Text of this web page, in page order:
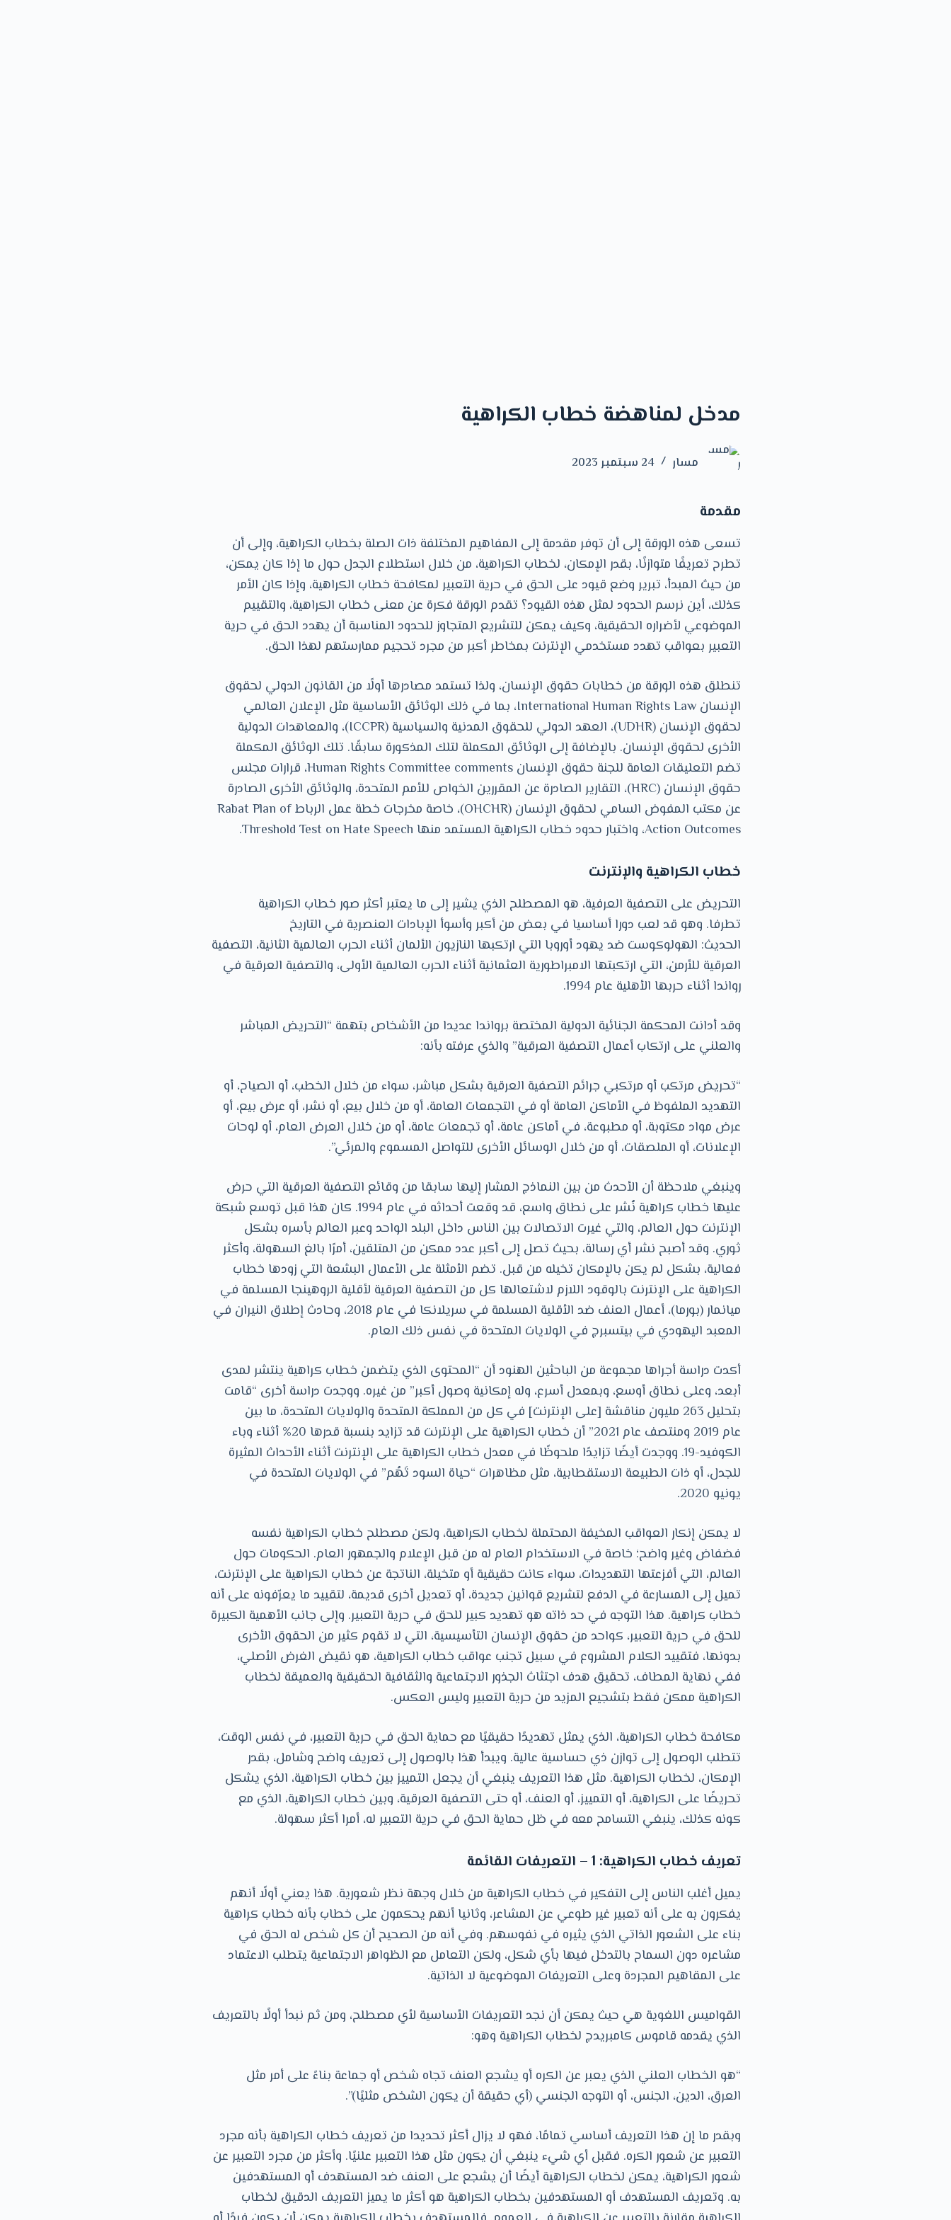
مدخل لمناهضة خطاب الكراهية
مسار 24 سبتمبر 2023
مقدمة
تسعى هذه الورقة إلى أن توفر مقدمة إلى المفاهيم المختلفة ذات الصلة بخطاب الكراهية، وإلى أن
تطرح تعريفًا متوازنًا، بقدر اﻹمكان، لخطاب الكراهية، من خلال استطلاع الجدل حول ما إذا كان يمكن،
من حيث المبدأ، تبرير وضع قيود على الحق في حرية التعبير لمكافحة خطاب الكراهية، وإذا كان اﻷمر
كذلك، أين نرسم الحدود لمثل هذه القيود؟ تقدم الورقة فكرة عن معنى خطاب الكراهية، والتقييم
الموضوعي ﻷضراره الحقيقية، وكيف يمكن للتشريع المتجاوز للحدود المناسبة أن يهدد الحق في حرية
التعبير بعواقب تهدد مستخدمي اﻹنترنت بمخاطر أكبر من مجرد تحجيم ممارستهم لهذا الحق.
تنطلق هذه الورقة من خطابات حقوق اﻹنسان، ولذا تستمد مصادرها أولًا من القانون الدولي لحقوق
اﻹنسان International Human Rights Law، بما في ذلك الوثائق اﻷساسية مثل اﻹعلان العالمي
لحقوق اﻹنسان (UDHR)، العهد الدولي للحقوق المدنية والسياسية (ICCPR)، والمعاهدات الدولية
اﻷخرى لحقوق اﻹنسان. بالإضافة إلى الوثائق المكملة لتلك المذكورة سابقًا. تلك الوثائق المكملة
تضم التعليقات العامة للجنة حقوق اﻹنسان Human Rights Committee comments، قرارات مجلس
حقوق اﻹنسان (HRC)، التقارير الصادرة عن المقررين الخواص للأمم المتحدة، والوثائق اﻷخرى الصادرة
عن مكتب المفوض السامي لحقوق اﻹنسان (OHCHR)، خاصة مخرجات خطة عمل الرباط Rabat Plan of
Action Outcomes، واختبار حدود خطاب الكراهية المستمد منها Threshold Test on Hate Speech.
خطاب الكراهية والإنترنت
التحريض على التصفية العرفية، هو المصطلح الذي يشير إلى ما يعتبر أكثر صور خطاب الكراهية
تطرفا. وهو قد لعب دورا أساسيا في بعض من أكبر وأسوأ اﻹبادات العنصرية في التاريخ
الحديث: الهولوكوست ضد يهود أوروبا التي ارتكبها النازيون اﻷلمان أثناء الحرب العالمية الثانية، التصفية
العرقية للأرمن، التي ارتكبتها اﻻمبراطورية العثمانية أثناء الحرب العالمية اﻷولى، والتصفية العرقية في
رواندا أثناء حربها اﻷهلية عام 1994.
وقد أدانت المحكمة الجنائية الدولية المختصة برواندا عديدا من اﻷشخاص بتهمة “التحريض المباشر
والعلني على ارتكاب أعمال التصفية العرقية” والذي عرفته بأنه:
“تحريض مرتكب أو مرتكبي جرائم التصفية العرقية بشكل مباشر، سواء من خلال الخطب، أو الصياح، أو
التهديد الملفوظ في اﻷماكن العامة أو في التجمعات العامة، أو من خلال بيع، أو نشر، أو عرض بيع، أو
عرض مواد مكتوبة، أو مطبوعة، في أماكن عامة، أو تجمعات عامة، أو من خلال العرض العام، أو لوحات
اﻹعلانات، أو الملصقات، أو من خلال الوسائل اﻷخرى للتواصل المسموع والمرئي”.
وينبغي ملاحظة أن اﻷحدث من بين النماذج المشار إليها سابقا من وقائع التصفية العرقية التي حرض
عليها خطاب كراهية نُشر على نطاق واسع، قد وقعت أحداثه في عام 1994. كان هذا قبل توسع شبكة
اﻹنترنت حول العالم، والتي غيرت الاتصالات بين الناس داخل البلد الواحد وعبر العالم بأسره بشكل
ثوري. وقد أصبح نشر أي رسالة، بحيث تصل إلى أكبر عدد ممكن من المتلقين، أمرًا بالغ السهولة، وأكثر
فعالية، بشكل لم يكن باﻹمكان تخيله من قبل. تضم الأمثلة على الأعمال البشعة التي زودها خطاب
الكراهية على اﻹنترنت بالوقود اللازم لاشتعالها كل من التصفية العرقية ﻷقلية الروهينجا المسلمة في
ميانمار (بورما)، أعمال العنف ضد اﻷقلية المسلمة في سريلانكا في عام 2018، وحادث إطلاق النيران في
المعبد اليهودي في بيتسبرج في الولايات المتحدة في نفس ذلك العام.
أكدت دراسة أجراها مجموعة من الباحثين الهنود أن “المحتوى الذي يتضمن خطاب كراهية ينتشر لمدى
أبعد، وعلى نطاق أوسع، وبمعدل أسرع، وله إمكانية وصول أكبر” من غيره. ووجدت دراسة أخرى “قامت
بتحليل 263 مليون مناقشة [على اﻹنترنت] في كل من المملكة المتحدة والولايات المتحدة، ما بين
عام 2019 ومنتصف عام 2021” أن خطاب الكراهية على اﻹنترنت قد تزايد بنسبة قدرها 20% أثناء وباء
الكوفيد-19. ووجدت أيضًا تزايدًا ملحوظًا في معدل خطاب الكراهية على اﻹنترنت أثناء اﻷحداث المثيرة
للجدل، أو ذات الطبيعة الاستقطابية، مثل مظاهرات “حياة السود تَهُم” في الولايات المتحدة في
يونيو 2020.
لا يمكن إنكار العواقب المخيفة المحتملة لخطاب الكراهية، ولكن مصطلح خطاب الكراهية نفسه
فضفاض وغير واضح؛ خاصة في الاستخدام العام له من قبل اﻹعلام والجمهور العام. الحكومات حول
العالم، التي أفزعتها التهديدات، سواء كانت حقيقية أو متخيلة، الناتجة عن خطاب الكراهية على اﻹنترنت،
تميل إلى المسارعة في الدفع لتشريع قوانين جديدة، أو تعديل أخرى قديمة، لتقييد ما يعرّفونه على أنه
خطاب كراهية. هذا التوجه في حد ذاته هو تهديد كبير للحق في حرية التعبير. وإلى جانب اﻷهمية الكبيرة
للحق في حرية التعبير، كواحد من حقوق اﻹنسان التأسيسية، التي لا تقوم كثير من الحقوق اﻷخرى
بدونها، فتقييد الكلام المشروع في سبيل تجنب عواقب خطاب الكراهية، هو نقيض الغرض اﻷصلي،
ففي نهاية المطاف، تحقيق هدف اجتثاث الجذور الاجتماعية والثقافية الحقيقية والعميقة لخطاب
الكراهية ممكن فقط بتشجيع المزيد من حرية التعبير وليس العكس.
مكافحة خطاب الكراهية، الذي يمثل تهديدًا حقيقيًا مع حماية الحق في حرية التعبير، في نفس الوقت،
تتطلب الوصول إلى توازن ذي حساسية عالية. ويبدأ هذا بالوصول إلى تعريف واضح وشامل، بقدر
اﻹمكان، لخطاب الكراهية. مثل هذا التعريف ينبغي أن يجعل التمييز بين خطاب الكراهية، الذي يشكل
تحريضًا على الكراهية، أو التمييز، أو العنف، أو حتى التصفية العرقية، وبين خطاب الكراهية، الذي مع
كونه كذلك، ينبغي التسامح معه في ظل حماية الحق في حرية التعبير له، أمرا أكثر سهولة.
تعريف خطاب الكراهية: 1 – التعريفات القائمة
يميل أغلب الناس إلى التفكير في خطاب الكراهية من خلال وجهة نظر شعورية. هذا يعني أولًا أنهم
يفكرون به على أنه تعبير غير طوعي عن المشاعر، وثانيا أنهم يحكمون على خطاب بأنه خطاب كراهية
بناء على الشعور الذاتي الذي يثيره في نفوسهم. وفي أنه من الصحيح أن كل شخص له الحق في
مشاعره دون السماح بالتدخل فيها بأي شكل، ولكن التعامل مع الظواهر الاجتماعية يتطلب الاعتماد
على المقاهيم المجردة وعلى التعريفات الموضوعية لا الذاتية.
القواميس اللغوية هي حيث يمكن أن نجد التعريفات الأساسية لأي مصطلح، ومن ثم نبدأ أولًا بالتعريف
الذي يقدمه قاموس كامبريدج لخطاب الكراهية وهو:
“هو الخطاب العلني الذي يعبر عن الكره أو يشجع العنف تجاه شخص أو جماعة بناءً على أمر مثل
العرق، الدين، الجنس، أو التوجه الجنسي (أي حقيقة أن يكون الشخص مثليًا)”.
وبقدر ما إن هذا التعريف أساسي تمامًا، فهو لا يزال أكثر تحديدا من تعريف خطاب الكراهية بأنه مجرد
التعبير عن شعور الكره. فقبل أي شيء ينبغي أن يكون مثل هذا التعبير علنيًا. وأكثر من مجرد التعبير عن
شعور الكراهية، يمكن لخطاب الكراهية أيضًا أن يشجع على العنف ضد المستهدف أو المستهدفين
به. وتعريف المستهدف أو المستهدفين بخطاب الكراهية هو أكثر ما يميز التعريف الدقيق لخطاب